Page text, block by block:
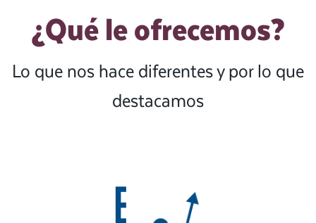
¿Qué le ofrecemos?
Lo que nos hace diferentes y por lo que
destacamos